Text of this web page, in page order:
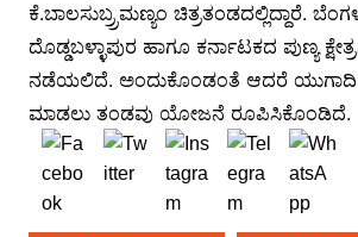
ಕೆ.ಬಾಲಸುಬ್ರ್ರಮಣ್ಯಂ ಚಿತ್ರತಂಡದಲ್ಲಿದ್ದಾರೆ.
ದೊಡ್ಡಬಳ್ಳಾಪುರ ಹಾಗೂ ಕರ್ನಾಟಕದ ಪುಣ್ಯ
ನಡೆಯಲಿದೆ. ಅಂದುಕೊಂಡಂತೆ ಆದರೆ ಯುಗಾದಿ
ಮಾಡಲು ತಂಡವು ಯೋಜನೆ ರೂಪಿಸಿಕೊಂಡಿದೆ.